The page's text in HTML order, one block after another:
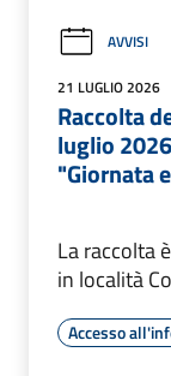
AVVISI
21 LUGLIO 2026
Raccolta
luglio
"Giornata
La raccolta
in località
Accesso